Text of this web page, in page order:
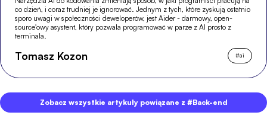
co dzień, i coraz trudniej je ignorować. Jednym z tych, które zyskują ostatnio
sporo uwagi w społeczności deweloperów, jest Aider - darmowy, open-
source'owy asystent, który pozwala programować w parze z AI prosto z
terminala.
Tomasz Kozon #ai
Zobacz wszystkie artykuły powiązane z #Back-end